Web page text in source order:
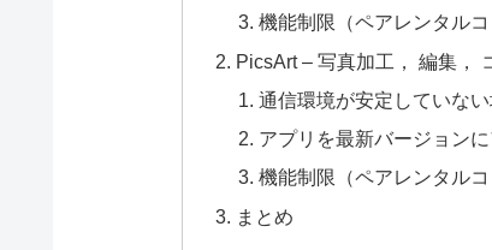
機能制限（ペアレンタル
PicsArt – 写真加工， 編集，
通信環境が安定していな
アプリを最新バージョン
機能制限（ペアレンタル
まとめ